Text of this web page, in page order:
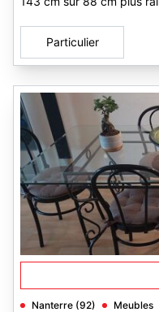
Particulier
Nanterre (92) Meubles